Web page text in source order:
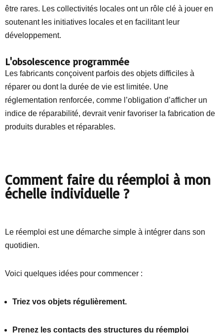
être rares. Les collectivités locales ont un rôle clé à jouer en
soutenant les initiatives locales et en facilitant leur
développement.
L'obsolescence programmée
Les fabricants conçoivent parfois des objets difficiles à
réparer ou dont la durée de vie est limitée. Une
réglementation renforcée, comme l’obligation d’afficher un
indice de réparabilité, devrait venir favoriser la fabrication de
produits durables et réparables.
Comment faire du réemploi à mon
échelle individuelle ?
Le réemploi est une démarche simple à intégrer dans son
quotidien.
Voici quelques idées pour commencer :
Triez vos objets régulièrement.
Prenez les contacts des structures du réemploi